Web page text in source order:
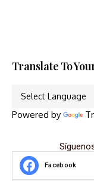
Translate To
Powered by
Facebook